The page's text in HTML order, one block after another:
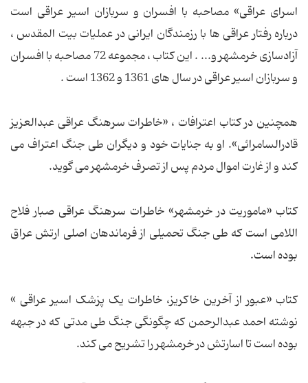
اسرای عراقی» مصاحبه با افسران و سربازان اسیر عراقی است
درباره رفتار عراقی ها با رزمندگان ایرانی در عملیات بیت المقدس ،
آزادسازی خرمشهر و... . این کتاب ، مجموعه 72 مصاحبه با افسران
و سربازان اسیر عراقی در سال های 1361 و 1362 است .
همچنین در کتاب اعترافات ، «خاطرات سرهنگ عراقی عبدالعزیز
قادرالسامرائی». او به جنایات خود و دیگران طی جنگ اعتراف می
کند و از غارت اموال مردم پس از تصرف خرمشهر می گوید.
کتاب «ماموریت در خرمشهر» خاطرات سرهنگ عراقی صبار فلاح
اللامی است که طی جنگ تحمیلی از فرماندهان اصلی ارتش عراق
بوده است.
کتاب «عبور از آخرین خاکریز، خاطرات یک پزشک اسیر عراقی »
نوشته احمد عبدالرحمن که چگونگی جنگ طی مدتی که در جبهه
بوده است تا اسارتش در خرمشهر را تشریح می کند.